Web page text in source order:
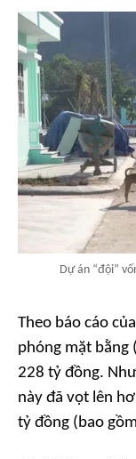
Dự án “đội”
Theo báo cáo
phóng mặt bằng
228 tỷ đồng.
này đã vọt lên
tỷ đồng (bao